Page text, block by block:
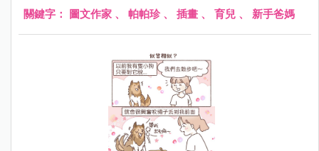
關鍵字： 圖文作家 、 帕帕珍、 插畫 、 育兒 、 新手爸媽